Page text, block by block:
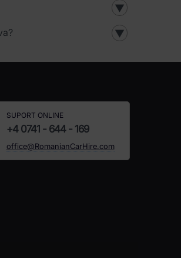
▼
▼
SUPORT ONLINE
+4 0741 - 644 - 169
office@RomanianCarHire.com